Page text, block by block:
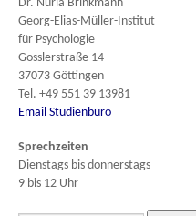
Dr. Nuria Brinkmann
Georg-Elias-Müller-Institut
für Psychologie
Gosslerstraße 14
37073 Göttingen
Tel. +49 551 39 13981
Email Studienbüro
Sprechzeiten
Dienstags bis donnerstags
9 bis 12 Uhr